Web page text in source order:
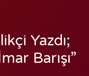
Yazdı;
Barışı”